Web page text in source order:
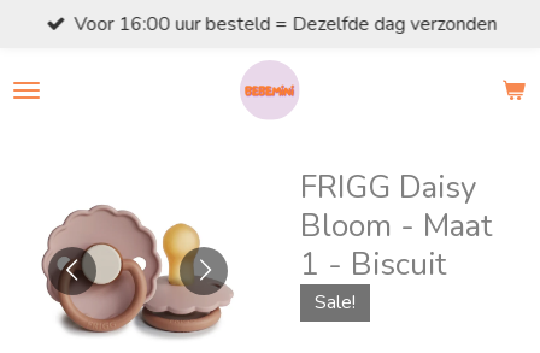
naar
Voor 16:00 uur besteld = Dezelfde dag verzonden
FRIGG Daisy
Bloom - Maat
1 - Biscuit
Sale!